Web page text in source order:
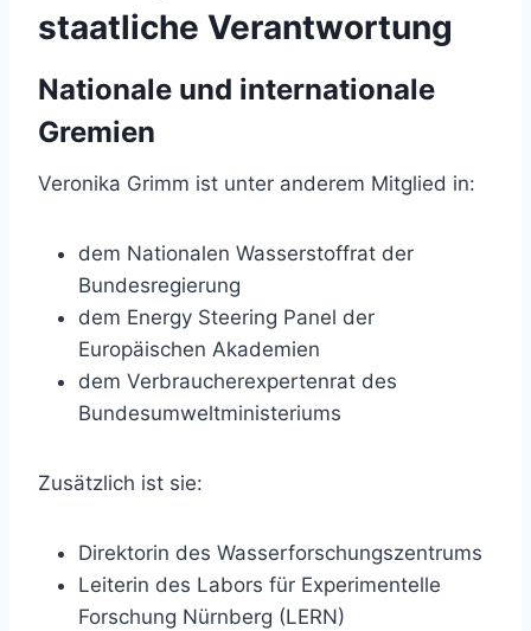
staatliche Verantwortung
Nationale und internationale
Gremien
Veronika Grimm ist unter anderem Mitglied in:
dem Nationalen Wasserstoffrat der
Bundesregierung
dem Energy Steering Panel der
Europäischen Akademien
dem Verbraucherexpertenrat des
Bundesumweltministeriums
Zusätzlich ist sie:
Direktorin des Wasserforschungszentrums
Leiterin des Labors für Experimentelle
Forschung Nürnberg (LERN)